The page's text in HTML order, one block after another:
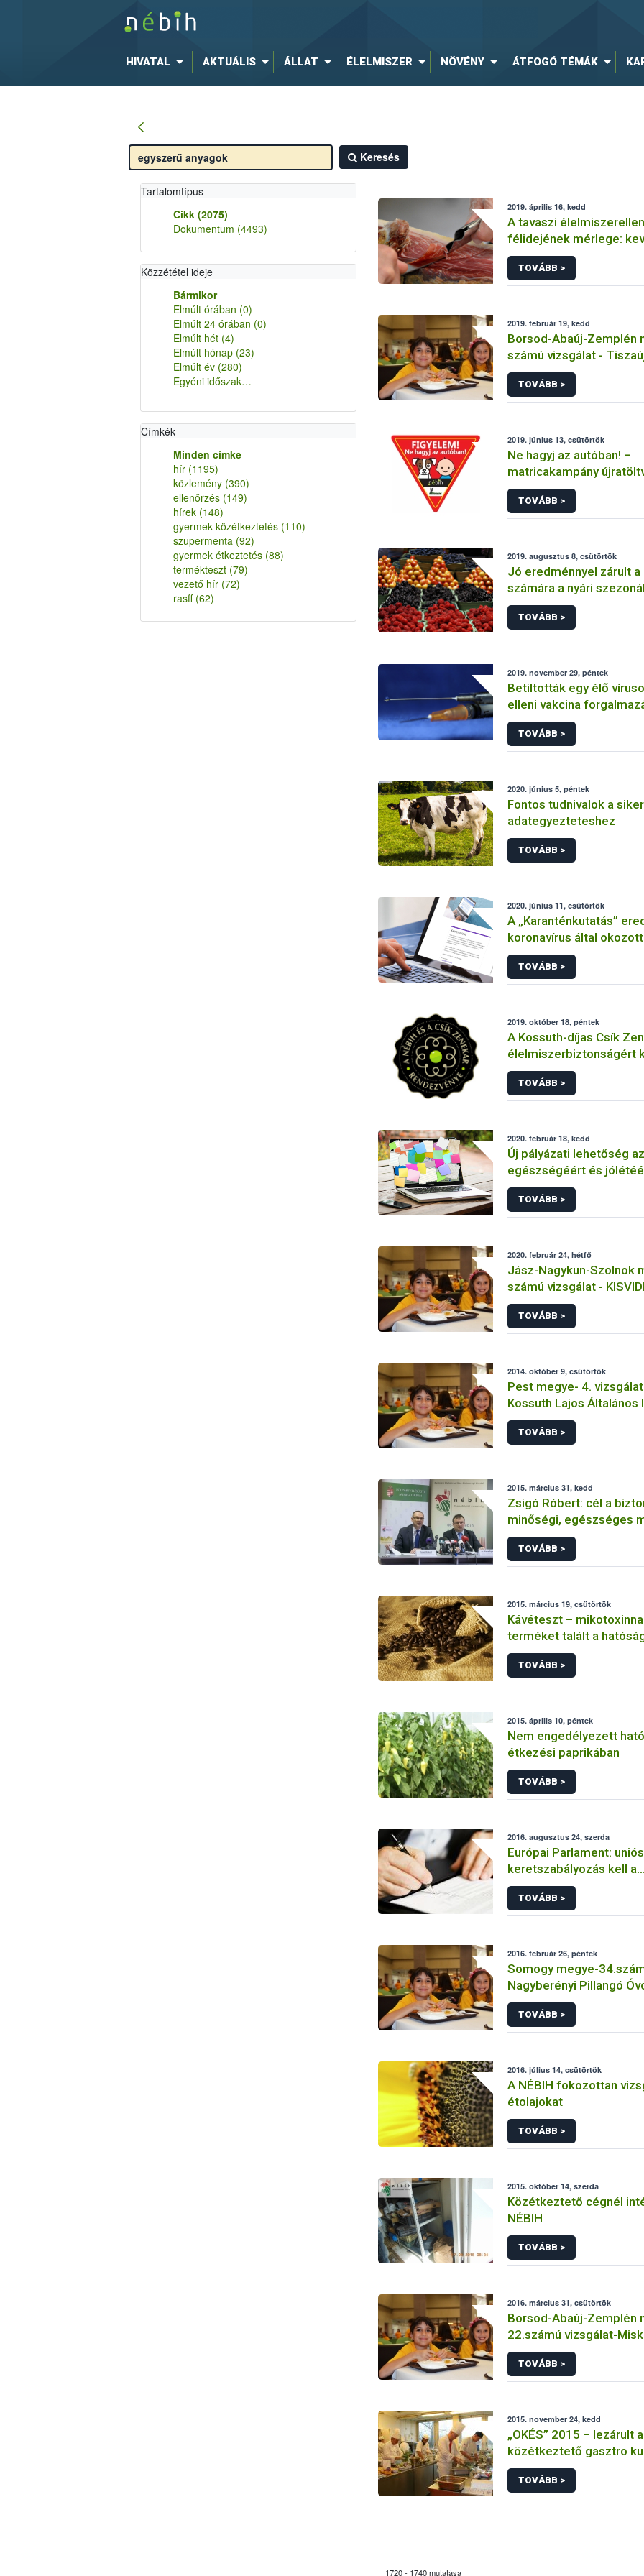
HIVATAL AKTUÁLIS ÁLLAT ÉLELMISZER NÖVÉNY ÁTFOGÓ TÉMÁK
Keresés
Tartalomtípus
Cikk (2075)
Dokumentum (4493)
Közzététel ideje
Bármikor
Elmúlt órában (0)
Elmúlt 24 órában (0)
Elmúlt hét (4)
Elmúlt hónap (23)
Elmúlt év (280)
Egyéni időszak…
Címkék
Minden címke
hír (1195)
közlemény (390)
ellenőrzés (149)
hírek (148)
gyermek közétkeztetés (110)
szupermenta (92)
gyermek étkeztetés (88)
termékteszt (79)
vezető hír (72)
rasff (62)
2019. április 16, kedd
A tavaszi
félidejének mérlege:
súlyos jogsértés és
TOVÁBB >
2019. február 19, kedd
Borsod-Abaúj-Zemplén
számú vizsgálat -
Intézményműködtető
Tiszaújvárosi Eötvös
Gimnázium,
Tiszaújváros
TOVÁBB >
2019. június 13, csütörtök
Ne hagyj az autóban! –
matricakampány
TOVÁBB >
2019. augusztus 8, csütörtök
Jó eredménnyel zárult
számára a nyári
első félideje
TOVÁBB >
2019. november 29, péntek
Betiltották egy élő
elleni vakcina
felhasználását Dániában
TOVÁBB >
2020. június 5, péntek
Fontos tudnivalok a
adategyezteteshez
TOVÁBB >
2020. június 11, csütörtök
A „Karanténkutatás”
koronavírus által
helyzet hatása az
élelmiszerfogyasztókra
TOVÁBB >
2019. október 18, péntek
A Kossuth-díjas Csík
élelmiszerbiztonságért
TOVÁBB >
2020. február 18, kedd
Új pályázati lehetőség
egészségéért és
TOVÁBB >
2020. február 24, hétfő
Jász-Nagykun-Szolnok
számú vizsgálat -
Közétkeztető
TOVÁBB >
2014. október 9, csütörtök
Pest megye- 4.
Kossuth Lajos Általános
TOVÁBB >
2015. március 31, kedd
Zsigó Róbert: cél a
minőségi, egészséges
élelmiszer
TOVÁBB >
2015. március 19, csütörtök
Kávéteszt –
terméket talált a
TOVÁBB >
2015. április 10, péntek
Nem engedélyezett
étkezési paprikában
TOVÁBB >
2016. augusztus 24, szerda
Európai Parlament:
keretszabályozás kell a
tisztességtelen
magatartás
TOVÁBB >
2016. február 26, péntek
Somogy megye-
Nagyberényi Pillangó
TOVÁBB >
2016. július 14, csütörtök
A NÉBIH fokozottan
étolajokat
TOVÁBB >
2015. október 14, szerda
Közétkeztető cégnél
NÉBIH
TOVÁBB >
2016. március 31, csütörtök
Borsod-Abaúj-Zemplén
22.számú vizsgálat-
Református Általános
TOVÁBB >
2015. november 24, kedd
„OKÉS” 2015 – lezárult a
közétkeztető gasztro
és elődöntő szakasza
TOVÁBB >
1720 - 1740 mutatása